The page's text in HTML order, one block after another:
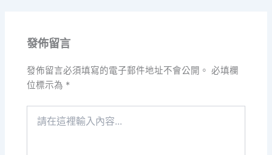
發佈留言
發佈留言必須填寫的電子郵件地址不會公開。 必填欄
位標示為 *